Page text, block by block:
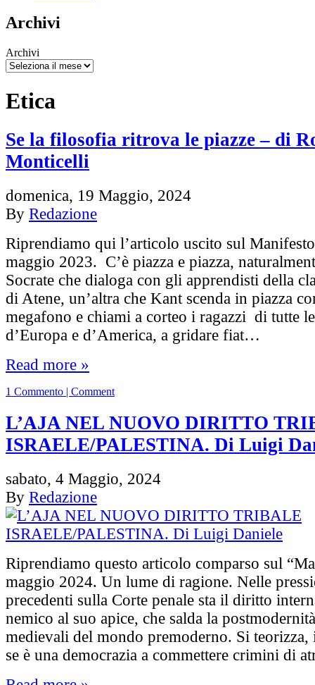
Archivi
Archivi
Etica
Se la filosofia ritrova le piazze – di
Monticelli
domenica, 19 Maggio, 2024
By Redazione
Riprendiamo qui l’articolo uscito sul
maggio 2023. C’è piazza e piazza,
Socrate che dialoga con gli apprendisti della
di Atene, un’altra che Kant scenda in piazza
megafono e chiami a corteo i ragazzi di tutte
d’Europa e d’America, a gridare fiat…
Read more »
1 Commento | Comment
L’AJA NEL NUOVO DIRITTO
ISRAELE/PALESTINA. Di Luigi
sabato, 4 Maggio, 2024
By Redazione
Riprendiamo questo articolo comparso sul
maggio 2024. Un lume di ragione. Nelle
precedenti sulla Corte penale sta il diritto
nemico al suo apice, che salda la
medievali del mondo premoderno. Si
se è una democrazia a commettere crimini di